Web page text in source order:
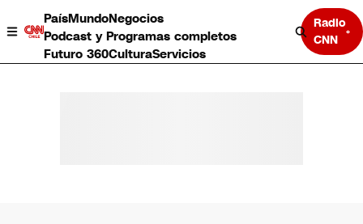
PaísMundoNegocios
Podcast y Programas completos
Futuro 360CulturaServicios
Radio
CNN